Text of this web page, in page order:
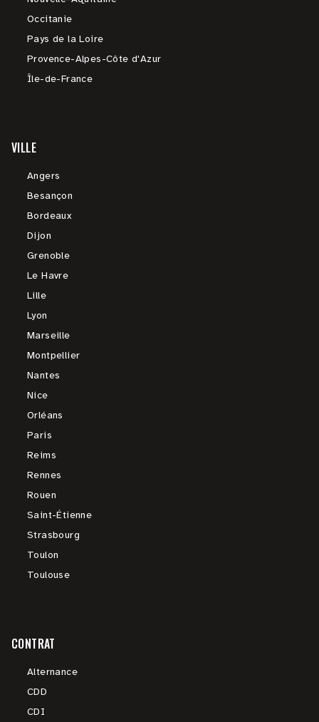
Occitanie
Pays de la Loire
Provence-Alpes-Côte d'Azur
Île-de-France
VILLE
Angers
Besançon
Bordeaux
Dijon
Grenoble
Le Havre
Lille
Lyon
Marseille
Montpellier
Nantes
Nice
Orléans
Paris
Reims
Rennes
Rouen
Saint-Étienne
Strasbourg
Toulon
Toulouse
CONTRAT
Alternance
CDD
CDI